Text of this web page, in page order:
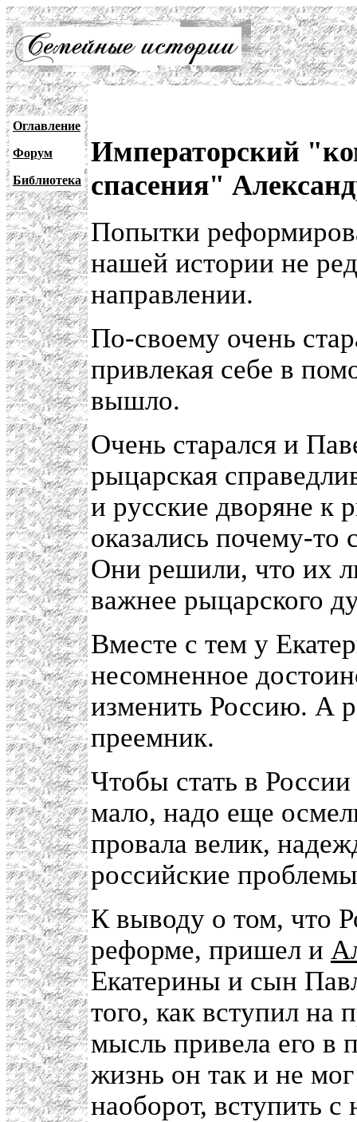
Оглавление
Форум
Библиотека
Императорский
спасения"
Попытки
нашей истории не
направлении.
По-своему очень
привлекая себе в
вышло.
Очень старался и
рыцарская
и русские дворяне к
оказались почему-
Они решили, что их
важнее рыцарского
Вместе с тем у
несомненное
изменить Россию. А
преемник.
Чтобы стать в
мало, надо еще
провала велик,
российские
К выводу о том, что
реформе, пришел и
Екатерины и сын
того, как вступил на
мысль привела его в
жизнь он так и не
наоборот, вступить